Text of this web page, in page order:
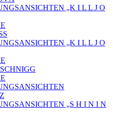
„K I L L J O
„K I L L J O
„S H I N I N